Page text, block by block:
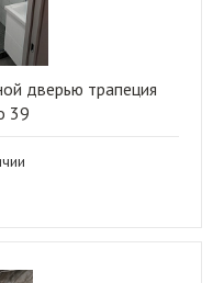
дверью трапеция
39